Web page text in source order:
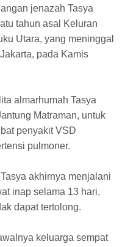
jenazah Tasya
tahun asal Keluran
Utara, yang meninggal
pada Kamis
almarhumah Tasya
Matraman, untuk
penyakit VSD
pulmoner.
akhirnya menjalani
inap selama 13 hari,
dapat tertolong.
keluarga sempat